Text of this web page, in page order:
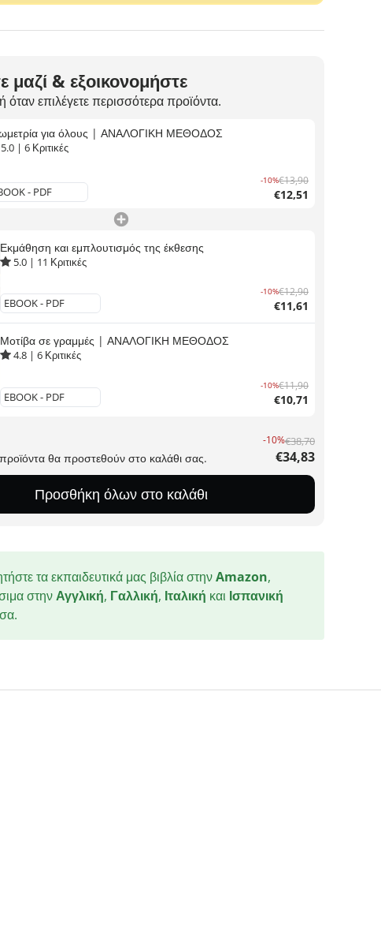
μαζί & εξοικονομήστε
όταν επιλέγετε περισσότερα προϊόντα.
για όλους | ΑΝΑΛΟΓΙΚΗ ΜΕΘΟΔΟΣ
5.0 |6 Κριτικές
-10%€13,90
€12,51
Εκμάθηση και εμπλουτισμός της έκθεσης
5.0| 11 Κριτικές
-10%€12,90
€11,61
Μοτίβα σε γραμμές | ΑΝΑΛΟΓΙΚΗ ΜΕΘΟΔΟΣ
4.8| 6Κριτικές
-10%€11,90
€10,71
θα προστεθούν στο καλάθι σας.
-10%€38,70
€34,83
Προσθήκη όλων στο καλάθι
τα εκπαιδευτικά μας βιβλία στηνAmazon,
στηνΑγγλική, Γαλλική, Ιταλική και Ισπανική